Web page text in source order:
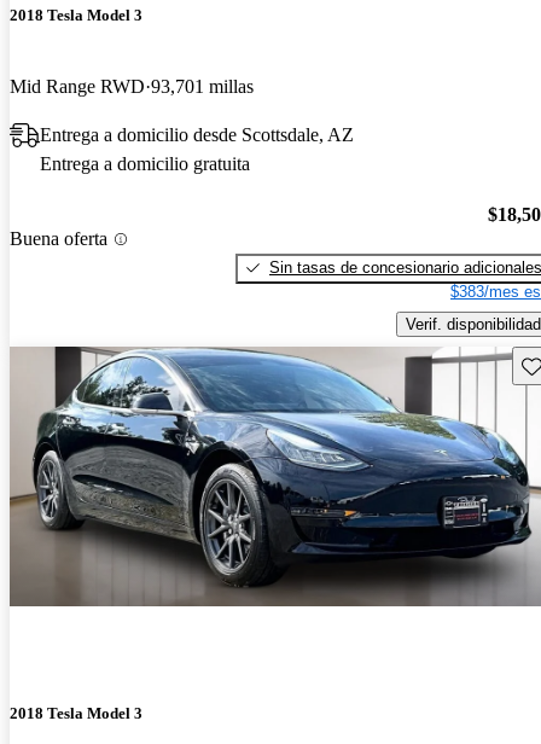
2018 Tesla Model 3
Mid Range RWD 93,701 millas
Entrega a domicilio desde Scottsdale, AZ
Entrega a domicilio gratuita
Buena oferta
Sin tasas de concesionario adicionales
$383/mes
Verif. disponibilidad
2018 Tesla Model 3